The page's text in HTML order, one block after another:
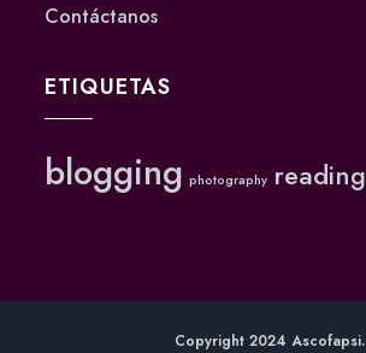
Contáctanos
ETIQUETAS
blogging photography reading
Copyright 2024 Ascofapsi.